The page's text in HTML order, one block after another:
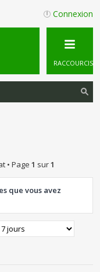
Connexion
RACCOURCIS
r
• Page 1 sur1
que vous avez